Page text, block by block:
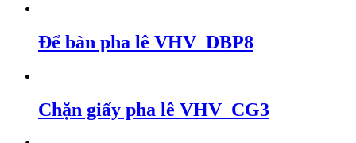
Để bàn pha lê VHV_DBP8
Chặn giấy pha lê VHV_CG3